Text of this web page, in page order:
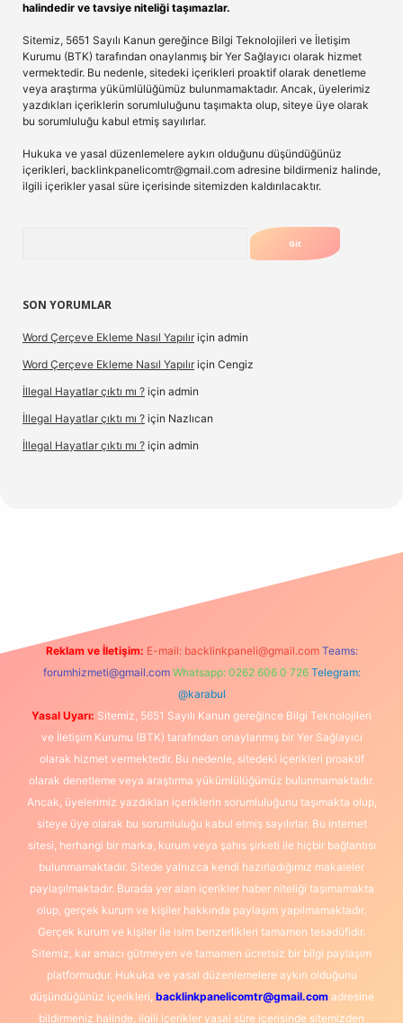
halindedir ve tavsiye niteliği taşımazlar.
Sitemiz, 5651 Sayılı Kanun gereğince Bilgi Teknolojileri ve İletişim
Kurumu (BTK) tarafından onaylanmış bir Yer Sağlayıcı olarak hizmet
vermektedir. Bu nedenle, sitedeki içerikleri proaktif olarak denetleme
veya araştırma yükümlülüğümüz bulunmamaktadır. Ancak, üyelerimiz
yazdıkları içeriklerin sorumluluğunu taşımakta olup, siteye üye olarak
bu sorumluluğu kabul etmiş sayılırlar.
Hukuka ve yasal düzenlemelere aykırı olduğunu düşündüğünüz
içerikleri, backlinkpanelicomtr@gmail.com adresine bildirmeniz halinde,
ilgili içerikler yasal süre içerisinde sitemizden kaldırılacaktır.
SON YORUMLAR
Word Çerçeve Ekleme Nasıl Yapılır için admin
Word Çerçeve Ekleme Nasıl Yapılır için Cengiz
İllegal Hayatlar çıktı mı ? için admin
İllegal Hayatlar çıktı mı ? için Nazlıcan
İllegal Hayatlar çıktı mı ? için admin
Reklam ve İletişim: E-mail: backlinkpaneli@gmail.com Teams:
forumhizmeti@gmail.com Whatsapp: 0262 606 0 726 Telegram:
@karabul
Yasal Uyarı: Sitemiz, 5651 Sayılı Kanun gereğince Bilgi Teknolojileri
ve İletişim Kurumu (BTK) tarafından onaylanmış bir Yer Sağlayıcı
olarak hizmet vermektedir. Bu nedenle, sitedeki içerikleri proaktif
olarak denetleme veya araştırma yükümlülüğümüz bulunmamaktadır.
Ancak, üyelerimiz yazdıkları içeriklerin sorumluluğunu taşımakta olup,
siteye üye olarak bu sorumluluğu kabul etmiş sayılırlar. Bu internet
sitesi, herhangi bir marka, kurum veya şahıs şirketi ile hiçbir bağlantısı
bulunmamaktadır. Sitede yalnızca kendi hazırladığımız makaleler
paylaşılmaktadır. Burada yer alan içerikler haber niteliği taşımamakta
olup, gerçek kurum ve kişiler hakkında paylaşım yapılmamaktadır.
Gerçek kurum ve kişiler ile isim benzerlikleri tamamen tesadüfidir.
Sitemiz, kar amacı gütmeyen ve tamamen ücretsiz bir bilgi paylaşım
platformudur. Hukuka ve yasal düzenlemelere aykırı olduğunu
düşündüğünüz içerikleri, backlinkpanelicomtr@gmail.comadresine
bildirmeniz halinde, ilgili içerikler yasal süre içerisinde sitemizden